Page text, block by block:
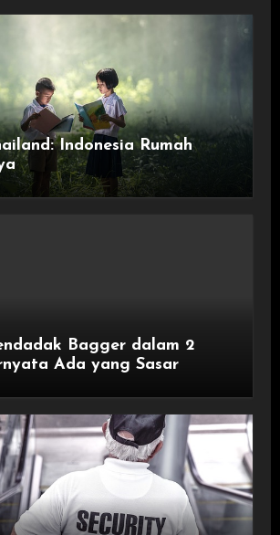
Indonesia Rumah
Bagger dalam 2
Ada yang Sasar